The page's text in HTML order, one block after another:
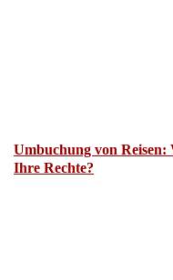
Umbuchung von Reisen:
Ihre Rechte?